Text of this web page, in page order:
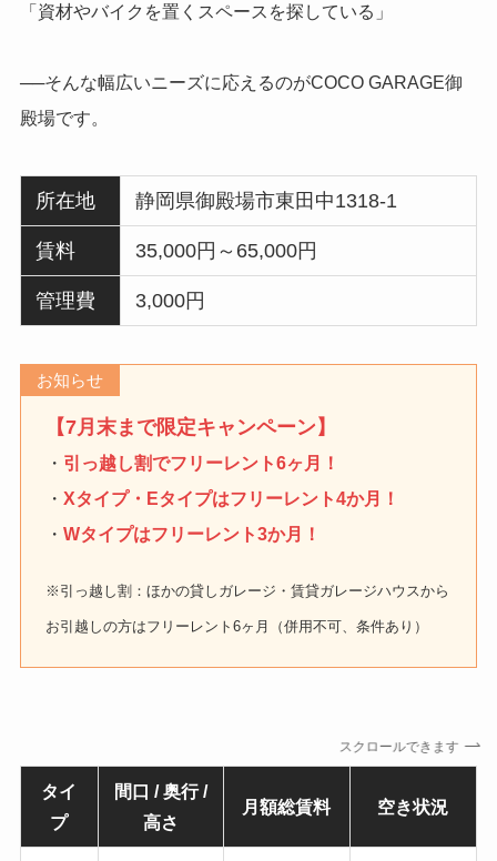
「資材やバイクを置くスペースを探している」
──そんな幅広いニーズに応えるのがCOCO GARAGE御
殿場です。
所在地 静岡県御殿場市東田中1318-1
賃料 35,000円～65,000円
管理費 3,000円
お知らせ
【7月末まで限定キャンペーン】
・ 引っ越し割でフリーレント6ヶ月！
・Xタイプ・Eタイプはフリーレント4か月
！
・Wタイプはフリーレント3か月！
※引っ越し割：ほかの貸しガレージ・賃貸ガレージハウスから
お引越しの方はフリーレント6ヶ月（併用不可、条件あり）
スクロールできます
タイ
プ
間口 / 奥行 /
高さ
月額総賃料 空き状況